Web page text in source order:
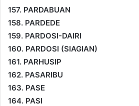
157. PARDABUAN
158. PARDEDE
159. PARDOSI-DAIRI
160. PARDOSI (SIAGIAN)
161. PARHUSIP
162. PASARIBU
163. PASE
164. PASI